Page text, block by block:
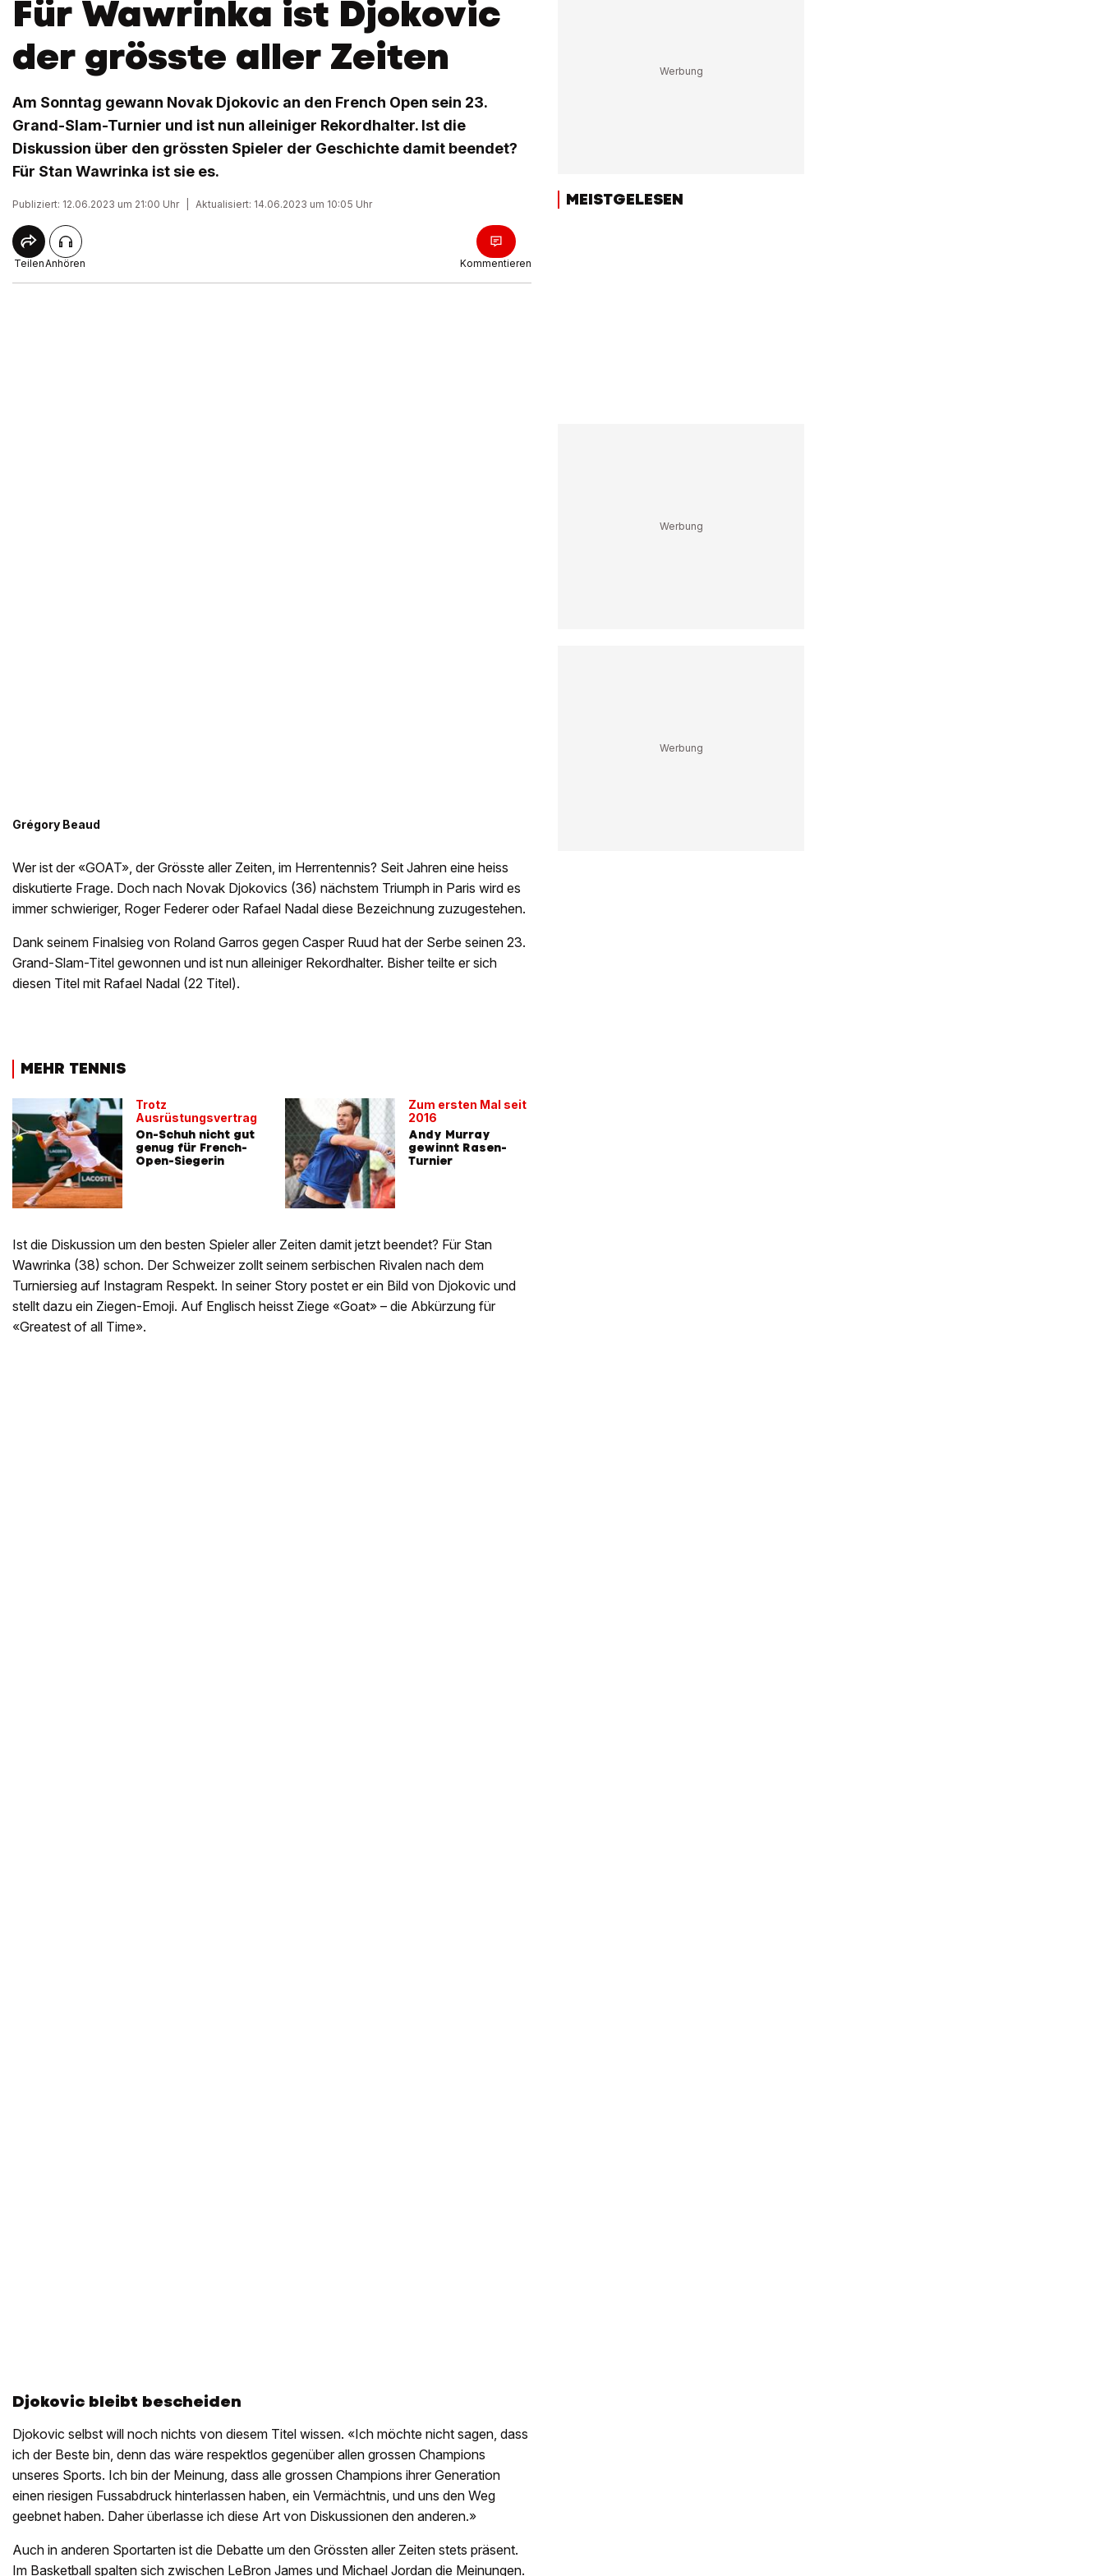
Für Wawrinka ist Djokovic
der grösste aller Zeiten
Am Sonntag gewann Novak Djokovic an den French Open sein 23.
Grand-Slam-Turnier und ist nun alleiniger Rekordhalter. Ist die
Diskussion über den grössten Spieler der Geschichte damit beendet?
Für Stan Wawrinka ist sie es.
Publiziert: 12.06.2023 um 21:00 Uhr Aktualisiert: 14.06.2023 um 10:05 Uhr
TeilenAnhören Kommentieren
Grégory Beaud
Wer ist der «GOAT», der Grösste aller Zeiten, im Herrentennis? Seit Jahren eine heiss
diskutierte Frage. Doch nach Novak Djokovics (36) nächstem Triumph in Paris wird es
immer schwieriger, Roger Federer oder Rafael Nadal diese Bezeichnung zuzugestehen.
Dank seinem Finalsieg von Roland Garros gegen Casper Ruud hat der Serbe seinen 23.
Grand-Slam-Titel gewonnen und ist nun alleiniger Rekordhalter. Bisher teilte er sich
diesen Titel mit Rafael Nadal (22 Titel).
MEHR TENNIS
Trotz
Ausrüstungsvertrag
On-Schuh nicht gut
genug für French-
Open-Siegerin
Zum ersten Mal seit
2016
Andy Murray
gewinnt Rasen-
Turnier
Ist die Diskussion um den besten Spieler aller Zeiten damit jetzt beendet? Für Stan
Wawrinka (38) schon. Der Schweizer zollt seinem serbischen Rivalen nach dem
Turniersieg auf Instagram Respekt. In seiner Story postet er ein Bild von Djokovic und
stellt dazu ein Ziegen-Emoji. Auf Englisch heisst Ziege «Goat» – die Abkürzung für
«Greatest of all Time».
Djokovic bleibt bescheiden
Djokovic selbst will noch nichts von diesem Titel wissen. «Ich möchte nicht sagen, dass
ich der Beste bin, denn das wäre respektlos gegenüber allen grossen Champions
unseres Sports. Ich bin der Meinung, dass alle grossen Champions ihrer Generation
einen riesigen Fussabdruck hinterlassen haben, ein Vermächtnis, und uns den Weg
geebnet haben. Daher überlasse ich diese Art von Diskussionen den anderen.»
Auch in anderen Sportarten ist die Debatte um den Grössten aller Zeiten stets präsent.
Im Basketball spalten sich zwischen LeBron James und Michael Jordan die Meinungen.
MEISTGELESEN